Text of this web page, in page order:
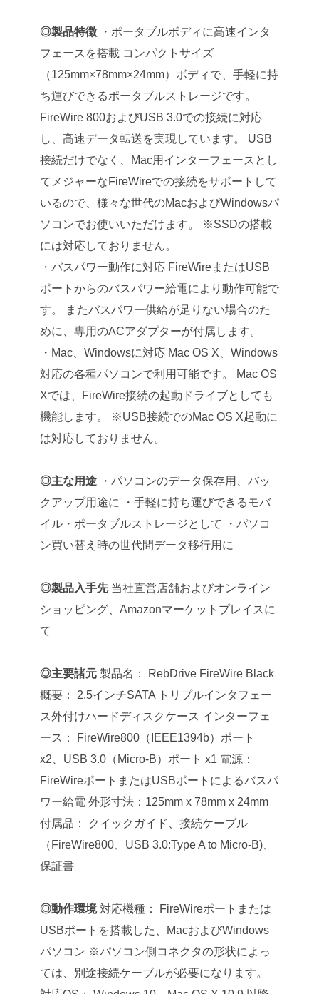
◎製品特徴 ・ポータブルボディに高速インタ
フェースを搭載 コンパクトサイズ
（125mm×78mm×24mm）ボディで、手軽に持
ち運びできるポータブルストレージです。
FireWire 800およびUSB 3.0での接続に対応
し、高速データ転送を実現しています。
USB
接続だけでなく、Mac用インターフェースとし
てメジャーなFireWireでの接続をサポートして
いるので、様々な世代のMacおよびWindowsパ
ソコンでお使いいただけます。
※SSDの搭載
には対応しておりません。
・バスパワー動作に対応 FireWireまたはUSB
ポートからのバスパワー給電により動作可能で
す。
またバスパワー供給が足りない場合のた
めに、専用のACアダプターが付属します。
・Mac、Windowsに対応 Mac OS X、Windows
対応の各種パソコンで利用可能です。
Mac OS
Xでは、FireWire接続の起動ドライブとしても
機能します。
※USB接続でのMac OS X起動に
は対応しておりません。
◎主な用途 ・パソコンのデータ保存用、バッ
クアップ用途に
・手軽に持ち運びできるモバ
イル・ポータブルストレージとして
・パソコ
ン買い替え時の世代間データ移行用に
◎製品入手先当社直営店舗およびオンライン
ショッピング、Amazonマーケットプレイスに
て
◎主要諸元 製品名： RebDrive FireWire Black
概要： 2.5インチSATA トリプルインタフェー
ス外付けハードディスクケース インターフェ
ース： FireWire800（IEEE1394b）ポート
x2、USB 3.0（Micro-B）ポート x1 電源：
FireWireポートまたはUSBポートによるバスパ
ワー給電 外形寸法：125mm x 78mm x 24mm
付属品： クイックガイド、接続ケーブル
（FireWire800、USB 3.0:Type A to Micro-B)、
保証書
◎動作環境対応機種： FireWireポートまたは
USBポートを搭載した、MacおよびWindows
パソコン ※パソコン側コネクタの形状によっ
ては、別途接続ケーブルが必要になります。